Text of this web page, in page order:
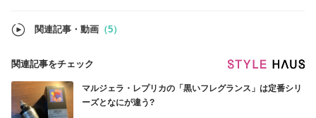
＊各クーポンは、お一人様1回ずつご利用可能です。
関連記事・動画 （5）
関連記事をチェック
マルジェラ・レプリカの「黒いフレグランス」は定番シリ
ーズとなにが違う?